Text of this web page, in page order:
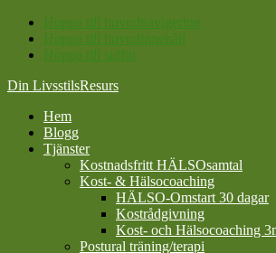
Hoppa till huvudnavigering
Hoppa till huvudinnehåll
Hoppa till sidfot
Din LivsstilsResurs
Hem
Blogg
Tjänster
Kostnadsfritt HÄLSOsamtal
Kost- & Hälsocoaching
HÄLSO-Omstart 30 dagar
Kostrådgivning
Kost- och Hälsocoaching
Postural träning/terapi